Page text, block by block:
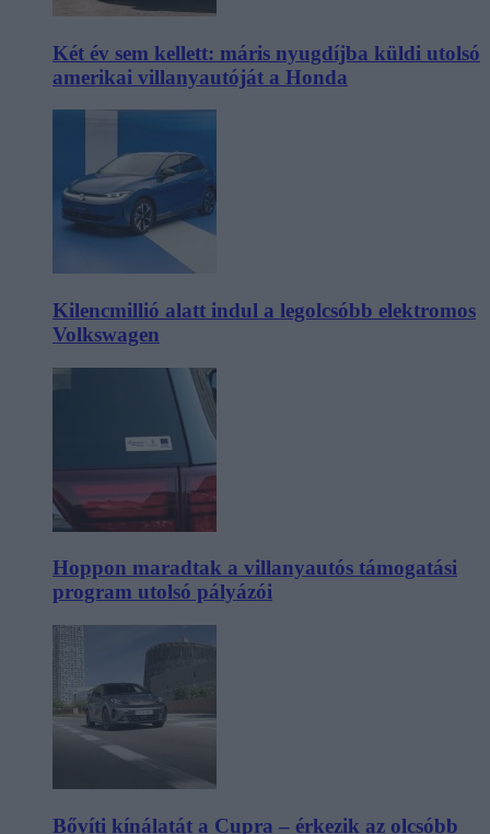
Két év sem kellett: máris nyugdíjba küldi utolsó
amerikai villanyautóját a Honda
Kilencmillió alatt indul a legolcsóbb elektromos
Volkswagen
Hoppon maradtak a villanyautós támogatási
program utolsó pályázói
Bővíti kínálatát a Cupra – érkezik az olcsóbb